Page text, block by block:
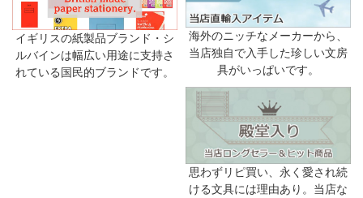
イギリスの紙製品ブランド・シ
ルバインは幅広い用途に支持さ
れている国民的ブランドです。
海外のニッチなメーカーから、
当店独自で入手した珍しい文房
具がいっぱいです。
思わずリピ買い、永く愛され続
ける文具には理由あり。当店な